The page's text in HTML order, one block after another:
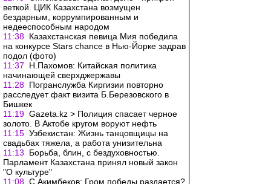
веткой. ЦИК Казахстана возмущен
бездарным, коррумпированным и
недееспособным народом
11:38 Казахстанская певица Мия победила
на конкурсе Stars chance в Нью-Йорке задрав
подол (фото)
11:37
Н.Пахомов: Китайская политика
начинающей сверхджержавы
11:28 Погранслужба Киргизии повторно
расследует факт визита Б.Березовского в
Бишкек
11:19 Gazeta.kz > Полиция спасает черное
золото. В Актобе кругом воруют нефть
11:15 Узбекистан: Жизнь танцовщицы на
свадьбах тяжела, а работа унизительна
11:13
Борьба, блин, с бездуховностью.
Парламент Казахстана принял новый закон
"О культуре"
11:08 С.Акимбеков: Гром победы раздается?